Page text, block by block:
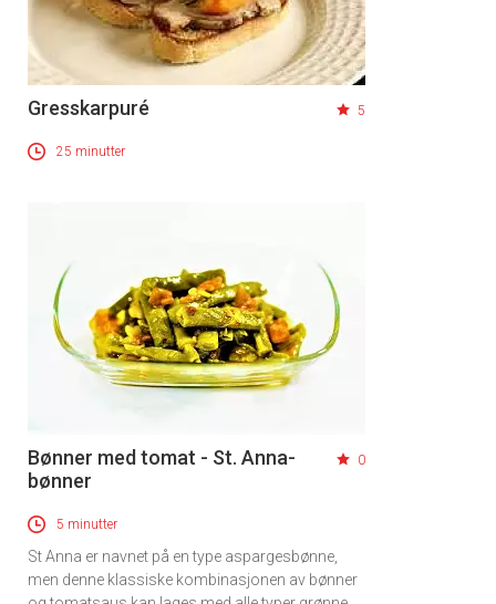
Gresskarpuré 5
25 minutter
Bønner med tomat - St. Anna-
bønner
0
5 minutter
St Anna er navnet på en type aspargesbønne,
men denne klassiske kombinasjonen av bønner